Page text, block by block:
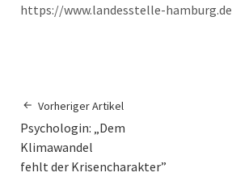
https://www.landesstelle-hamburg.de
Vorheriger Artikel
Psychologin: „Dem
Klimawandel
fehlt der Krisencharakter”